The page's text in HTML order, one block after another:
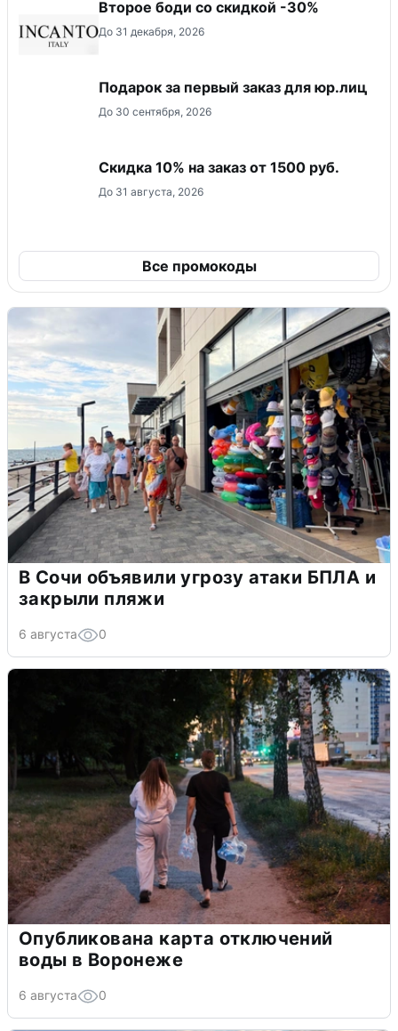
Второе боди со скидкой -30%
До 31 декабря, 2026
Подарок за первый заказ для юр.лиц
До 30 сентября, 2026
Скидка 10% на заказ от 1500 руб.
До 31 августа, 2026
Все промокоды
В Сочи объявили угрозу атаки БПЛА и
закрыли пляжи
6 августа 0
Опубликована карта отключений
воды в Воронеже
6 августа 0